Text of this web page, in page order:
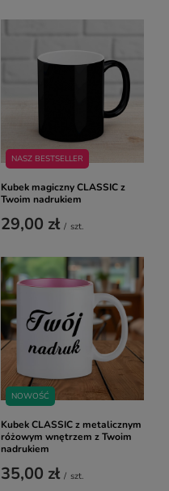
NASZ BESTSELLER
Kubek magiczny CLASSIC z
Twoim nadrukiem
29,00 zł / szt.
NOWOŚĆ
Kubek CLASSIC z metalicznym
różowym wnętrzem z Twoim
nadrukiem
35,00 zł / szt.